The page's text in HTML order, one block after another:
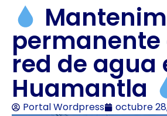
permanente
red de agua
Huamantla
Portal Wordpress octubre